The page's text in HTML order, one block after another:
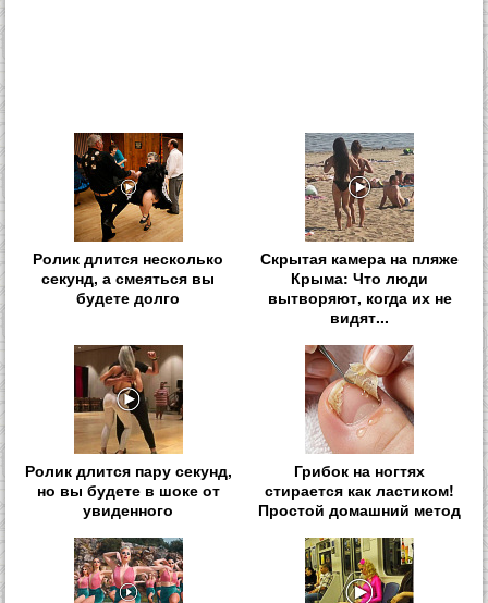
Ролик длится несколько
секунд, а смеяться вы
будете долго
Скрытая камера на пляже
Крыма: Что люди
вытворяют, когда их не
видят...
Ролик длится пару секунд,
но вы будете в шоке от
увиденного
Грибок на ногтях
стирается как ластиком!
Простой домашний метод